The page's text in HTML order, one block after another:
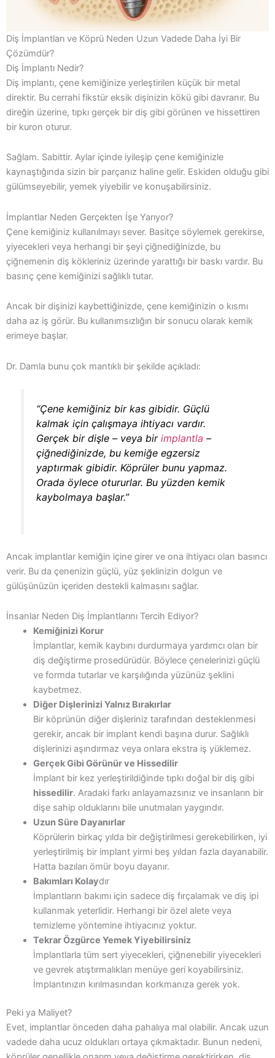
Diş İmplantları ve Köprü Neden Uzun Vadede Daha İyi Bir
Çözümdür?
Diş İmplantı Nedir?
Diş implantı, çene kemiğinize yerleştirilen küçük bir metal
direktir. Bu cerrahi fikstür eksik dişinizin kökü gibi davranır. Bu
direğin üzerine, tıpkı gerçek bir diş gibi görünen ve hissettiren
bir kuron oturur.
Sağlam. Sabittir. Aylar içinde iyileşip çene kemiğinizle
kaynaştığında sizin bir parçanız haline gelir. Eskiden olduğu gibi
gülümseyebilir, yemek yiyebilir ve konuşabilirsiniz.
İmplantlar Neden Gerçekten İşe Yarıyor?
Çene kemiğiniz kullanılmayı sever. Basitçe söylemek gerekirse,
yiyecekleri veya herhangi bir şeyi çiğnediğinizde, bu
çiğnemenin diş kökleriniz üzerinde yarattığı bir baskı vardır. Bu
basınç çene kemiğinizi sağlıklı tutar.
Ancak bir dişinizi kaybettiğinizde, çene kemiğinizin o kısmı
daha az iş görür. Bu kullanımsızlığın bir sonucu olarak kemik
erimeye başlar.
Dr. Damla bunu çok mantıklı bir şekilde açıkladı:
“Çene kemiğiniz bir kas gibidir. Güçlü
kalmak için çalışmaya ihtiyacı vardır.
Gerçek bir dişle – veya birimplantla –
çiğnediğinizde, bu kemiğe egzersiz
yaptırmak gibidir. Köprüler bunu yapmaz.
Orada öylece otururlar. Bu yüzden kemik
kaybolmaya başlar.”
Ancak implantlar kemiğin içine girer ve ona ihtiyacı olan basıncı
verir. Bu da çenenizin güçlü, yüz şeklinizin dolgun ve
gülüşünüzün içeriden destekli kalmasını sağlar.
İnsanlar Neden Diş İmplantlarını Tercih Ediyor?
Kemiğinizi Korur
İmplantlar, kemik kaybını durdurmaya yardımcı olan bir
diş değiştirme prosedürüdür. Böylece çenelerinizi güçlü
ve formda tutarlar ve karşılığında yüzünüz şeklini
kaybetmez.
Diğer Dişlerinizi Yalnız Bırakırlar
Bir köprünün diğer dişleriniz tarafından desteklenmesi
gerekir, ancak bir implant kendi başına durur. Sağlıklı
dişlerinizi aşındırmaz veya onlara ekstra iş yüklemez.
Gerçek Gibi Görünür ve Hissedilir
İmplant bir kez yerleştirildiğinde tıpkı doğal bir diş gibi
hissedilir. Aradaki farkı anlayamazsınız ve insanların bir
dişe sahip olduklarını bile unutmaları yaygındır.
Uzun Süre Dayanırlar
Köprülerin birkaç yılda bir değiştirilmesi gerekebilirken, iyi
yerleştirilmiş bir implant yirmi beş yıldan fazla dayanabilir.
Hatta bazıları ömür boyu dayanır.
Bakımları Kolaydır
İmplantların bakımı için sadece diş fırçalamak ve diş ipi
kullanmak yeterlidir. Herhangi bir özel alete veya
temizleme yöntemine ihtiyacınız yoktur.
Tekrar Özgürce Yemek Yiyebilirsiniz
İmplantlarla tüm sert yiyecekleri, çiğnenebilir yiyecekleri
ve gevrek atıştırmalıkları menüye geri koyabilirsiniz.
İmplantınızın kırılmasından korkmanıza gerek yok.
Peki ya Maliyet?
Evet, implantlar önceden daha pahalıya mal olabilir. Ancak uzun
vadede daha ucuz oldukları ortaya çıkmaktadır. Bunun nedeni,